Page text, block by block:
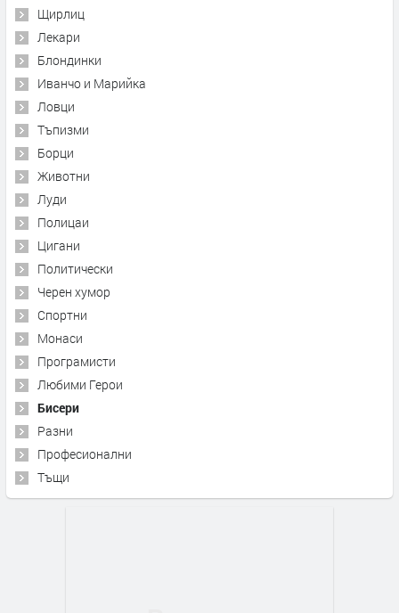
Щирлиц
Лекари
Блондинки
Иванчо и Марийка
Ловци
Тъпизми
Борци
Животни
Луди
Полицаи
Цигани
Политически
Черен хумор
Спортни
Монаси
Програмисти
Любими Герои
Бисери
Разни
Професионални
Тъщи